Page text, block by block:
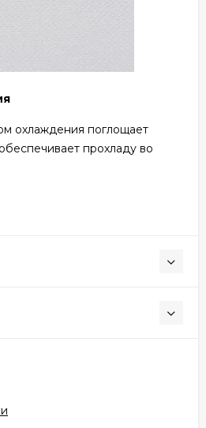
охлаждения поглощает
прохладу во